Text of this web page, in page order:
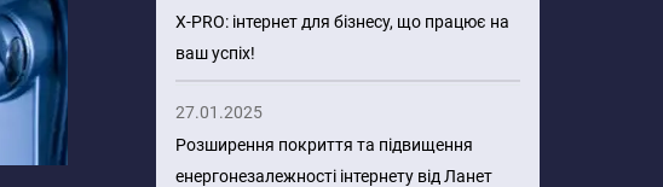
X-PRO: інтернет для бізнесу, що працює на
ваш успіх!
27.01.2025
Розширення покриття та підвищення
енергонезалежності інтернету від Ланет